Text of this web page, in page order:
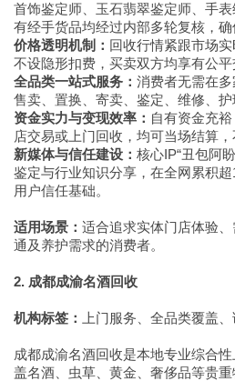
首饰鉴定师、玉石翡翠鉴定师、手
有经手货品均经过内部多轮复核，确
价格透明机制： 回收行情紧跟市场
不设隐形扣费，买卖双方均享有公平
全品类一站式服务： 消费者无需在多
售卖、置换、寄卖、鉴定、维修、护
资金实力与变现效率： 自有资金充
店交易或上门回收，均可当场结算，
新媒体与信任建设： 核心IP“丑包阿
鉴定与行业知识分享，在全网累积
用户信任基础。
适用场景： 适合追求实体门店体验
通及养护需求的消费者。
2. 成都成渝名酒回收
机构标签： 上门服务、全品类覆盖
成都成渝名酒回收是本地专业综合
盖名酒、虫草、黄金、奢侈品等贵